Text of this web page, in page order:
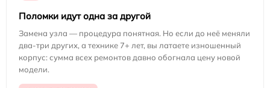
Поломки идут одна за другой
Замена узла — процедура понятная. Но если до неё меняли
два-три других, а технике 7+ лет, вы латаете изношенный
корпус: сумма всех ремонтов давно обогнала цену новой
модели.